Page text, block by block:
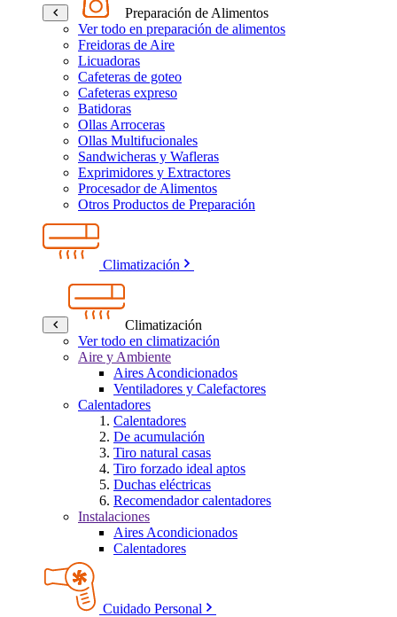
Preparación de Alimentos
Ver todo en preparación de alimentos
Freidoras de Aire
Licuadoras
Cafeteras de goteo
Cafeteras expreso
Batidoras
Ollas Arroceras
Ollas Multifucionales
Sandwicheras y Wafleras
Exprimidores y Extractores
Procesador de Alimentos
Otros Productos de Preparación
Climatización
Climatización
Ver todo en climatización
Aire y Ambiente
Aires Acondicionados
Ventiladores y Calefactores
Calentadores
Calentadores
De acumulación
Tiro natural casas
Tiro forzado ideal aptos
Duchas eléctricas
Recomendador calentadores
Instalaciones
Aires Acondicionados
Calentadores
Cuidado Personal